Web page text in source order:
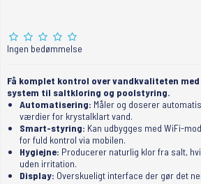
Ingen bedømmelse
Få komplet kontrol over vandkvaliteten med
system til saltkloring og poolstyring.
Automatisering: Måler og doserer
værdier for krystalklart vand.
Smart-styring: Kan udbygges med WiFi-
for fuld kontrol via mobilen.
Hygiejne: Producerer naturlig klor fra salt,
uden irritation.
Display: Overskueligt interface der gør det